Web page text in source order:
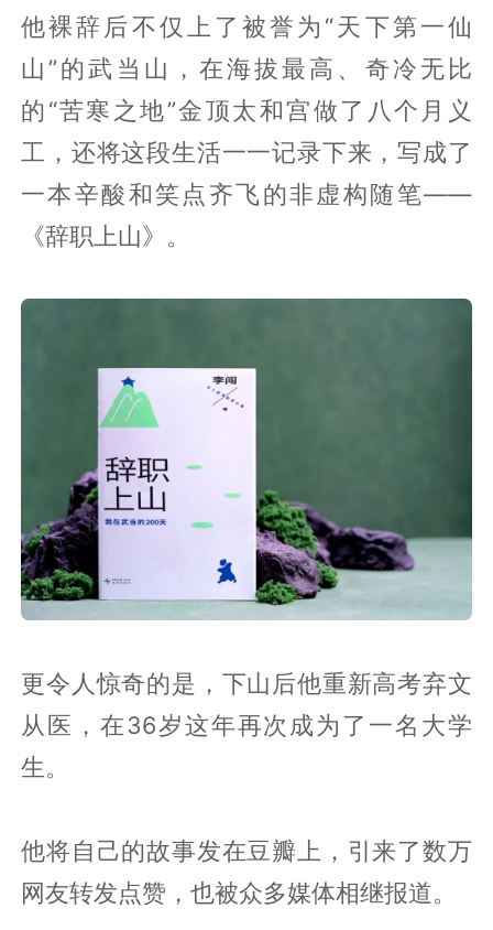
他裸辞后不仅上了被誉为“天下第一仙
山”的武当山，在海拔最高、奇冷无比
的“苦寒之地”金顶太和宫做了八个月义
工，还将这段生活一一记录下来，写成了
一本辛酸和笑点齐飞的非虚构随笔——
《辞职上山》。
更令人惊奇的是，下山后他重新高考弃文
从医，在36岁这年再次成为了一名大学
生。
他将自己的故事发在豆瓣上，引来了数万
网友转发点赞，也被众多媒体相继报道。